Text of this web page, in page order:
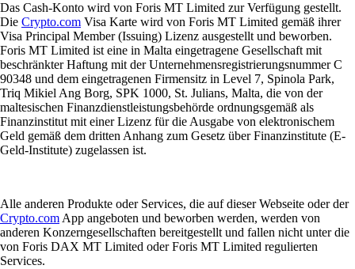
Das Cash-Konto wird von Foris MT Limited zur Verfügung gestellt.
Die Crypto.com Visa Karte wird von Foris MT Limited gemäß ihrer
Visa Principal Member (Issuing) Lizenz ausgestellt und beworben.
Foris MT Limited ist eine in Malta eingetragene Gesellschaft mit
beschränkter Haftung mit der Unternehmensregistrierungsnummer C
90348 und dem eingetragenen Firmensitz in Level 7, Spinola Park,
Triq Mikiel Ang Borg, SPK 1000, St. Julians, Malta, die von der
maltesischen Finanzdienstleistungsbehörde ordnungsgemäß als
Finanzinstitut mit einer Lizenz für die Ausgabe von elektronischem
Geld gemäß dem dritten Anhang zum Gesetz über Finanzinstitute (E-
Geld-Institute) zugelassen ist.
Alle anderen Produkte oder Services, die auf dieser Webseite oder der
Crypto.com App angeboten und beworben werden, werden von
anderen Konzerngesellschaften bereitgestellt und fallen nicht unter die
von Foris DAX MT Limited oder Foris MT Limited regulierten
Services.